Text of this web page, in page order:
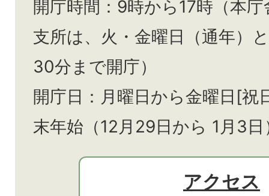
開庁時間：9時から17時（本
支所は、火・金曜日（通年）と
30分まで開庁）
開庁日：月曜日から金曜日[祝
末年始（12月29日から 1月3
アクセス